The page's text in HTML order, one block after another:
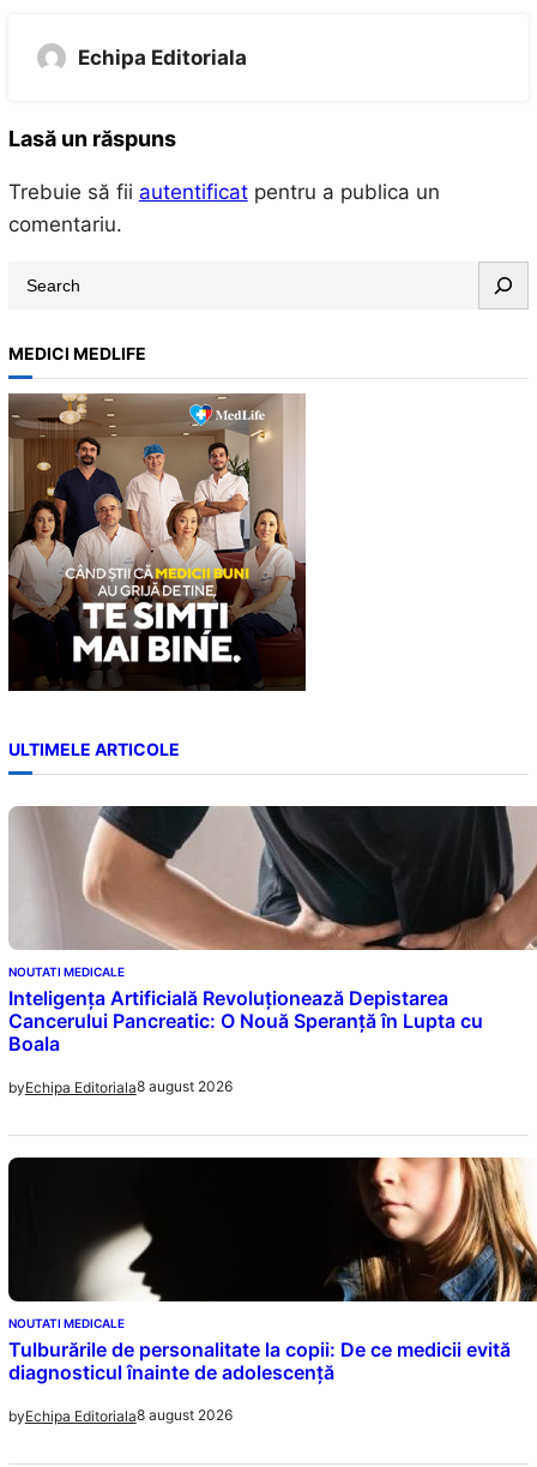
Echipa Editoriala
Lasă un răspuns
Trebuie să fii autentificatpentru a publica un
comentariu.
r
c
h
MEDICI MEDLIFE
ULTIMELE ARTICOLE
NOUTATI MEDICALE
Inteligența Artificială Revoluționează Depistarea
Cancerului Pancreatic: O Nouă Speranță în Lupta cu
Boala
byEchipa Editoriala8 august 2026
NOUTATI MEDICALE
Tulburările de personalitate la copii: De ce medicii evită
diagnosticul înainte de adolescență
byEchipa Editoriala8 august 2026